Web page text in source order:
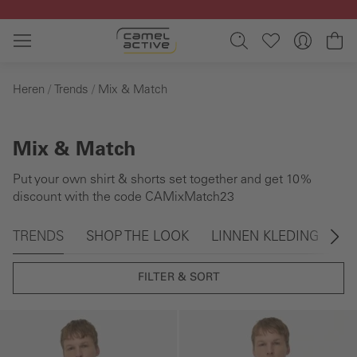
Ga naar de hoofdinhoud
Heren Trends Mix & Match
Mix & Match
Put your own shirt & shorts set together and get 10%
discount with the code CAMixMatch23
Galerie overslaan
TRENDS SHOP THE LOOK LINNEN KLEDING
FILTER & SORT
overslaan Galerie overslaan